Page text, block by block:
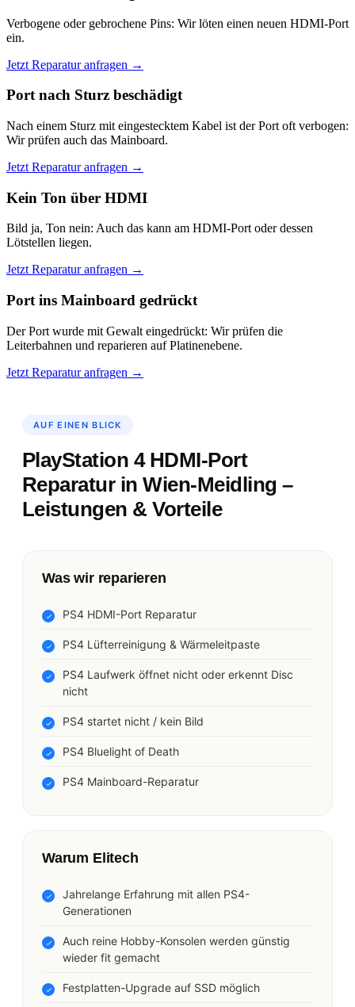
Verbogene oder gebrochene Pins: Wir löten einen neuen HDMI-Port
ein.
Jetzt Reparatur anfragen →
Port nach Sturz beschädigt
Nach einem Sturz mit eingestecktem Kabel ist der Port oft verbogen:
Wir prüfen auch das Mainboard.
Jetzt Reparatur anfragen →
Kein Ton über HDMI
Bild ja, Ton nein: Auch das kann am HDMI-Port oder dessen
Lötstellen liegen.
Jetzt Reparatur anfragen →
Port ins Mainboard gedrückt
Der Port wurde mit Gewalt eingedrückt: Wir prüfen die
Leiterbahnen und reparieren auf Platinenebene.
Jetzt Reparatur anfragen →
AUF EINEN BLICK
PlayStation 4 HDMI-Port
Reparatur in Wien-Meidling –
Leistungen & Vorteile
Was wir reparieren
PS4 HDMI-Port Reparatur
PS4 Lüfterreinigung & Wärmeleitpaste
PS4 Laufwerk öffnet nicht oder erkennt Disc
nicht
PS4 startet nicht / kein Bild
PS4 Bluelight of Death
PS4 Mainboard-Reparatur
Warum Elitech
Jahrelange Erfahrung mit allen PS4-
Generationen
Auch reine Hobby-Konsolen werden günstig
wieder fit gemacht
Festplatten-Upgrade auf SSD möglich